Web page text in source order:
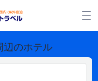
辺のホテル